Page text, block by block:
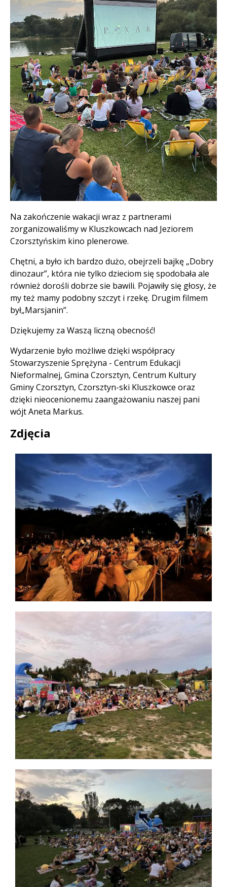
Treść
Na zakończenie wakacji wraz z partnerami
zorganizowaliśmy w Kluszkowcach nad Jeziorem
Czorsztyńskim kino plenerowe.
Chętni, a było ich bardzo dużo, obejrzeli bajkę „Dobry
dinozaur”, która nie tylko dzieciom się spodobała ale
również dorośli dobrze sie bawili. Pojawiły się głosy, że
my też mamy podobny szczyt i rzekę. Drugim filmem
był„Marsjanin”.
Dziękujemy za Waszą liczną obecność!
Wydarzenie było możliwe dzięki współpracy
Stowarzyszenie Sprężyna - Centrum Edukacji
Nieformalnej, Gmina Czorsztyn, Centrum Kultury
Gminy Czorsztyn, Czorsztyn-ski Kluszkowce oraz
dzięki nieocenionemu zaangażowaniu naszej pani
wójt Aneta Markus.
Zdjęcia